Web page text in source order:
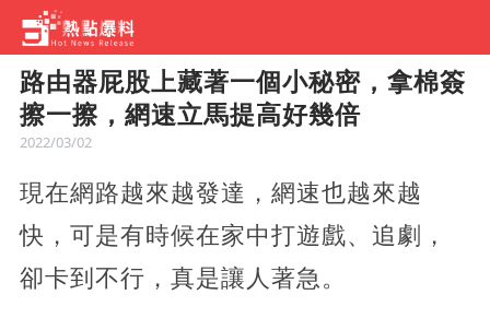
路由器屁股上藏著一個小秘密，拿棉簽
擦一擦，網速立馬提高好幾倍
2022/03/02
現在網路越來越發達，網速也越來越
快，可是有時候在家中打遊戲、追劇，
卻卡到不行，真是讓人著急。